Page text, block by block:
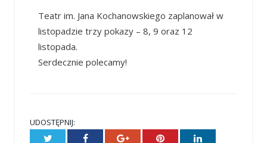
Teatr im. Jana Kochanowskiego zaplanował w
listopadzie trzy pokazy – 8, 9 oraz 12
listopada.
Serdecznie polecamy!
UDOSTĘPNIJ:
Twitter Facebook Google+ Pinterest LinkedIn